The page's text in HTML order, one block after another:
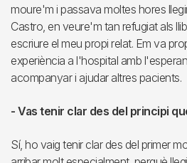
moure'm i passava moltes hores
Castro, en veure'm tan refugiat als
escriure el meu propi relat. Em va
experiència a l'hospital amb
acompanyar i ajudar altres pacients.
- Vas tenir clar des del principi
Sí, ho vaig tenir clar des del primer